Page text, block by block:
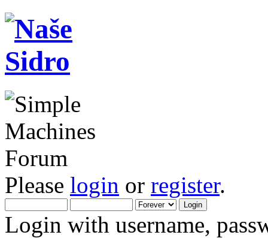
Please login or register.
Login with username,